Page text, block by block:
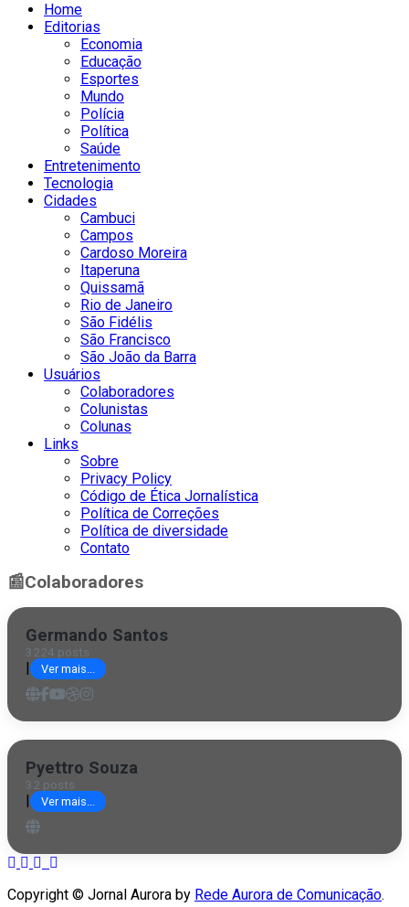
Home
Editorias
Economia
Educação
Esportes
Mundo
Polícia
Política
Saúde
Entretenimento
Tecnologia
Cidades
Cambuci
Campos
Cardoso Moreira
Itaperuna
Quissamã
Rio de Janeiro
São Fidélis
São Francisco
São João da Barra
Usuários
Colaboradores
Colunistas
Colunas
Links
Sobre
Privacy Policy
Código de Ética Jornalística
Política de Correções
Política de diversidade
Contato
📰Colaboradores
Germando Santos
3224 posts
Ver mais...
Pyettro Souza
32 posts
Ver mais...
Copyright © Jornal Aurora by Rede Aurora de Comunicação.